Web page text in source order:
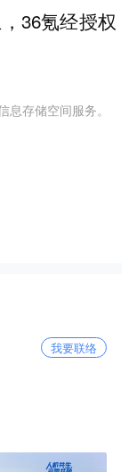
36氪经授权
存储空间服务。
我要联络